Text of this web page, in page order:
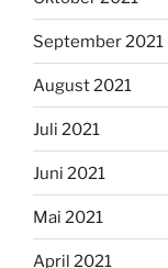
September 2021
August 2021
Juli 2021
Juni 2021
Mai 2021
April 2021